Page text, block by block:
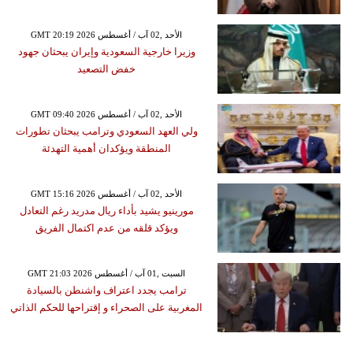
GMT 20:19 2026 الأحد ,02 آب / أغسطس
وزيرا خارجية السعودية وإيران يبحثان جهود
خفض التصعيد
GMT 09:40 2026 الأحد ,02 آب / أغسطس
ولي العهد السعودي وترامب يبحثان تطورات
المنطقة ويؤكدان أهمية التهدئة
GMT 15:16 2026 الأحد ,02 آب / أغسطس
مورينيو يشيد بأداء ريال مدريد رغم التعادل
ويؤكد قلقه من عدم اكتمال الفريق
GMT 21:03 2026 السبت ,01 آب / أغسطس
ترامب يجدد اعتراف واشنطن بالسيادة
المغربية على الصحراء و إقتراحها للحكم الذاتي